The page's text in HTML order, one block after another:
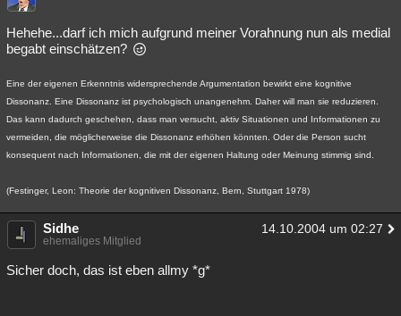
Hehehe...darf ich mich aufgrund meiner Vorahnung nun als medial
begabt einschätzen?
Eine der eigenen Erkenntnis widersprechende Argumentation bewirkt eine kognitive
Dissonanz. Eine Dissonanz ist psychologisch unangenehm. Daher will man sie reduzieren.
Das kann dadurch geschehen, dass man versucht, aktiv Situationen und Informationen zu
vermeiden, die möglicherweise die Dissonanz erhöhen könnten. Oder die Person sucht
konsequent nach Informationen, die mit der eigenen Haltung oder Meinung stimmig sind.
(Festinger, Leon: Theorie der kognitiven Dissonanz, Bern, Stuttgart 1978)
Sidhe 14.10.2004 um 02:27
ehemaliges Mitglied
Sicher doch, das ist eben allmy *g*